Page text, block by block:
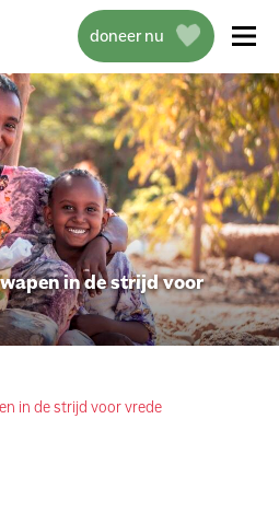
doneer nu
health africa
doen
in de strijd voor
in de strijd voor vrede